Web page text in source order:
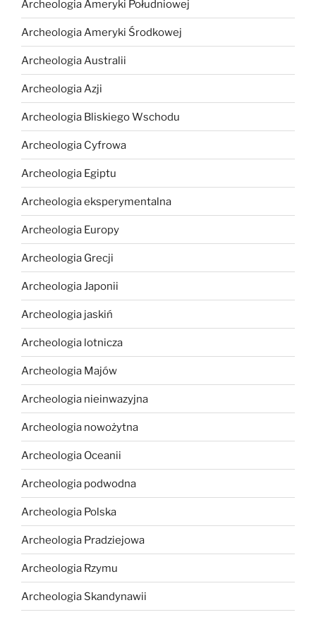
Archeologia Ameryki Południowej
Archeologia Ameryki Środkowej
Archeologia Australii
Archeologia Azji
Archeologia Bliskiego Wschodu
Archeologia Cyfrowa
Archeologia Egiptu
Archeologia eksperymentalna
Archeologia Europy
Archeologia Grecji
Archeologia Japonii
Archeologia jaskiń
Archeologia lotnicza
Archeologia Majów
Archeologia nieinwazyjna
Archeologia nowożytna
Archeologia Oceanii
Archeologia podwodna
Archeologia Polska
Archeologia Pradziejowa
Archeologia Rzymu
Archeologia Skandynawii